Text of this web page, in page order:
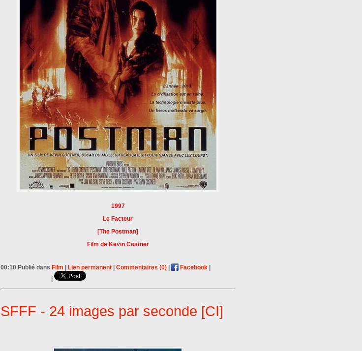
1997
Le Facteur
[The Postman]
Film de Kevin Costner
00:10 Publié dans Film | Lien permanent | Commentaires (0) | Facebook |
|
SFFF - 24 images par seconde [CI]